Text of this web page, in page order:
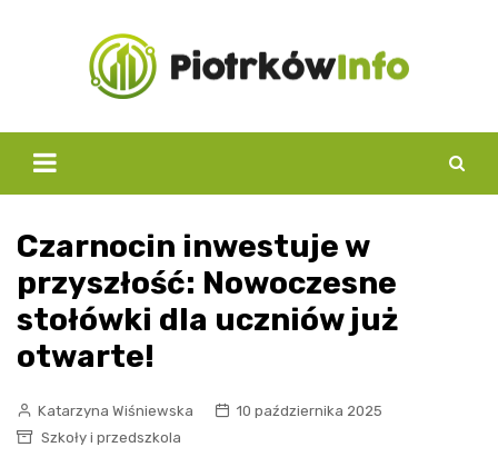
Czarnocin inwestuje w
przyszłość: Nowoczesne
stołówki dla uczniów już
otwarte!
Katarzyna Wiśniewska
10 października 2025
Szkoły i przedszkola